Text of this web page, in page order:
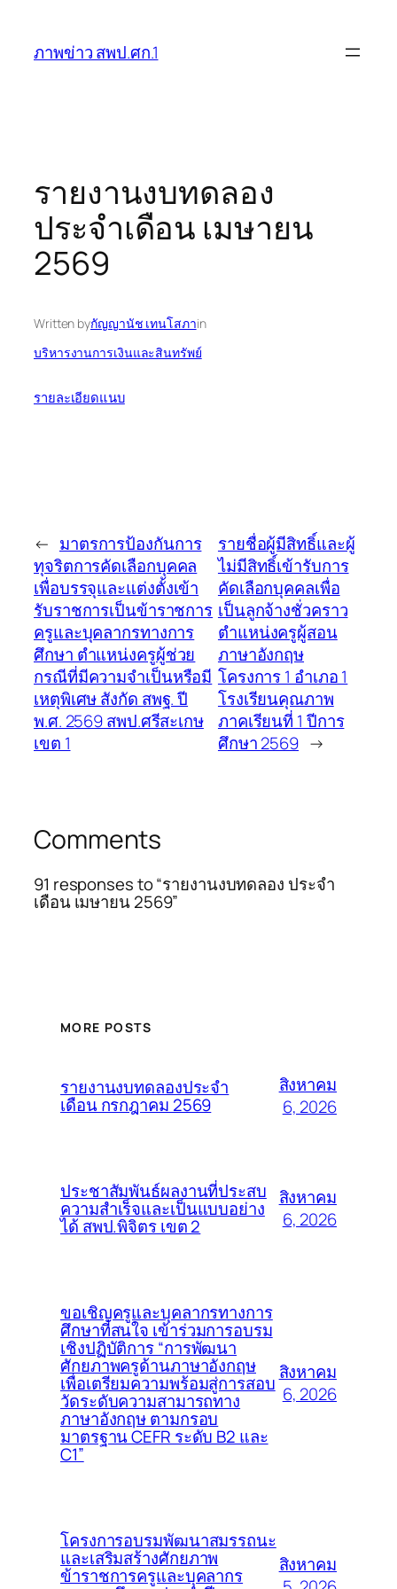
ภาพข่าว สพป.ศก.1
รายงานงบทดลอง
ประจำเดือน เมษายน
2569
Written byกัญญานัช เทนโสภาin
บริหารงานการเงินและสินทรัพย์
รายละเอียดแนบ
← มาตรการป้องกันการ
ทุจริตการคัดเลือกบุคคล
เพื่อบรรจุและแต่งตั้งเข้า
รับราชการเป็นข้าราชการ
ครูและบุคลากรทางการ
ศึกษา ตำแหน่งครูผู้ช่วย
กรณีที่มีความจำเป็นหรือมี
เหตุพิเศษ สังกัด สพฐ. ปี
พ.ศ. 2569 สพป.ศรีสะเกษ
เขต 1
รายชื่อผู้มีสิทธิ์และผู้
ไม่มีสิทธิ์เข้ารับการ
คัดเลือกบุคคลเพื่อ
เป็นลูกจ้างชั่วคราว
ตำแหน่งครูผู้สอน
ภาษาอังกฤษ
โครงการ 1 อำเภอ 1
โรงเรียนคุณภาพ
ภาคเรียนที่ 1 ปีการ
ศึกษา 2569 →
Comments
91 responses to “รายงานงบทดลอง ประจำ
เดือน เมษายน 2569”
MORE POSTS
รายงานงบทดลองประจำ
เดือน กรกฎาคม 2569
สิงหาคม
6, 2026
ประชาสัมพันธ์ผลงานที่ประสบ
ความสำเร็จและเป็นแบบอย่าง
ได้ สพป.พิจิตร เขต 2
สิงหาคม
6, 2026
ขอเชิญครูและบุคลากรทางการ
ศึกษาที่สนใจ เข้าร่วมการอบรม
เชิงปฏิบัติการ “การพัฒนา
ศักยภาพครูด้านภาษาอังกฤษ
เพื่อเตรียมความพร้อมสู่การสอบ
วัดระดับความสามารถทาง
ภาษาอังกฤษ ตามกรอบ
มาตรฐาน CEFR ระดับ B2 และ
C1”
สิงหาคม
6, 2026
โครงการอบรมพัฒนาสมรรถนะ
และเสริมสร้างศักยภาพ
ข้าราชการครูและบุคลากร
สิงหาคม